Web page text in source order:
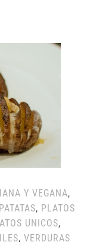
Y VEGANA,
PATATAS, PLATOS
UNICOS,
, VERDURAS